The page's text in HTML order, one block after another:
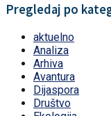
Pregledaj po
aktuelno
Analiza
Arhiva
Avantura
Dijaspora
Društvo